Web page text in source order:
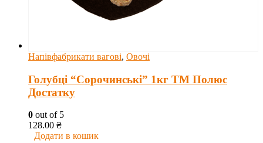
Напівфабрикати вагові, Овочі
Голубці “Сорочинські” 1кг ТМ Полюс
Достатку
0 out of 5
128.00 ₴
Додати в кошик